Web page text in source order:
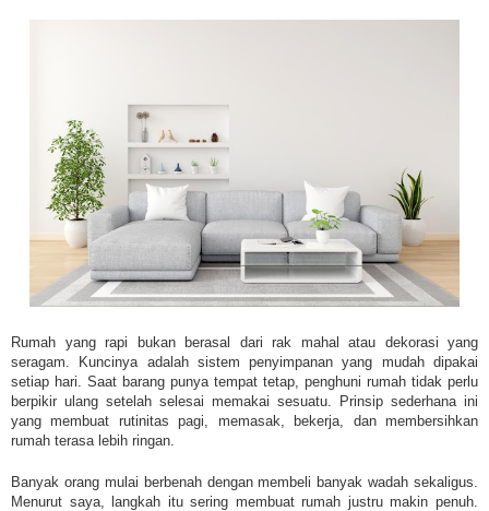
Rumah yang rapi bukan berasal dari rak mahal atau dekorasi yang
seragam. Kuncinya adalah sistem penyimpanan yang mudah dipakai
setiap hari. Saat barang punya tempat tetap, penghuni rumah tidak perlu
berpikir ulang setelah selesai memakai sesuatu. Prinsip sederhana ini
yang membuat rutinitas pagi, memasak, bekerja, dan membersihkan
rumah terasa lebih ringan.
Banyak orang mulai berbenah dengan membeli banyak wadah sekaligus.
Menurut saya, langkah itu sering membuat rumah justru makin penuh.